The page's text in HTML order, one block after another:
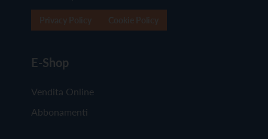
E-Shop
Vendita Online
Abbonamenti